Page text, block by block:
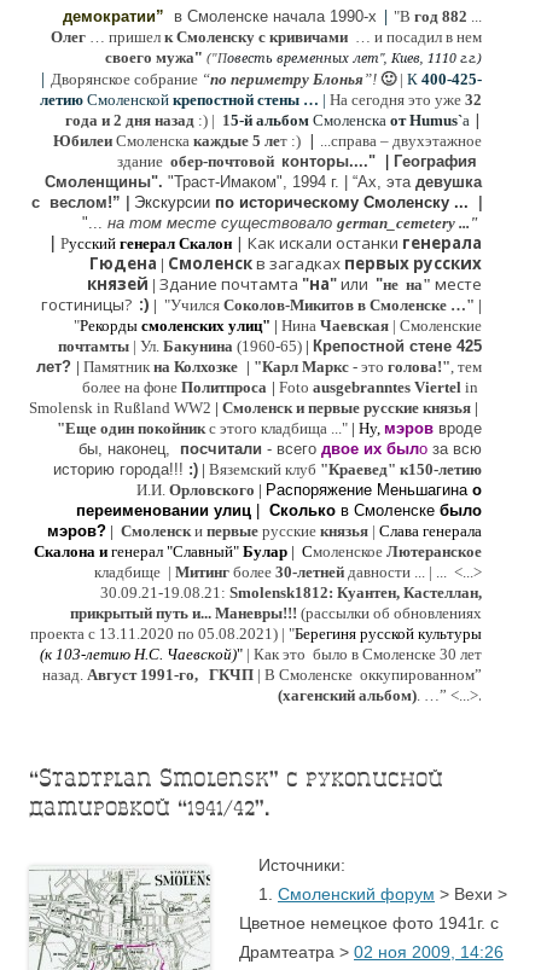
демократии” в Смоленске начала 1990-х | "В год 882 ...
Олег … пришел к Смоленску с кривичами … и посадил в нем
своего мужа" ("Повесть временных лет", Киев, 1110 г.г.)
| Дворянское собрание “по периметру Блонья”! 🙂| К 400-425-
летию Смоленской крепостной стены … | На сегодня это уже 32
года и 2 дня назад :) | 15-й альбом Смоленска от Humus`a |
Юбилеи Смоленска каждые 5 лет :) | ...справа – двухэтажное
здание обер-почтовой конторы...."
Гeография
Cмоленщины". "Траст-Имаком", 1994 г. “Ах, эта девушка
с веслом!”
Экскурсии по историческому Смоленску ...
"... на том месте существовало german_cemetery ..."
| Русский генерал Скалон | Как искали останки генерала
Гюдена | Смоленскв загадках первых русских
князей | Здание почтамта "на"или "не на" месте
гостиницы? :) | "Учился Соколов-Микитов в Смоленске …" |
"Рекорды смоленских улиц" | Нина Чаевская | Смоленские
почтамты | Ул. Бакунина (1960-65) | Крепостной стене 425
лет? | Памятник на Колхозке | "Карл Маркс - это голова!", тем
более на фоне Политпроса | Foto ausgebranntes Viertel in
Smolensk in Rußland WW2 | Смоленск и первые русские князья |
"Еще один покойникс этого кладбища ..." | Ну, мэров вроде
бы, наконец, посчитали - всего двое их было за всю
историю города!!! :) | Вяземский клуб "Краевед" к150-летию
И.И. Орловского | Распоряжение Меньшагина о
переименовании улиц
Сколько в Смоленске было
мэров? | Смоленски первые русские князья | Слава генерала
Скалона и генерал "Славный" Булар | Смоленское Лютерaнское
кладбище | Митинг более 30-летней давности ... | ... <...>
30.09.21-19.08.21: Smolensk1812: Куантен, Кастеллан,
прикрытый путь и... Маневры!!! (рассылки об обновлениях
проекта с 13.11.2020 по 05.08.2021) | "Берегиня русской культуры
(к 103-летию Н.С. Чаевской)" | Как это было в Смоленске 30 лет
назад. Август 1991-го, ГКЧП | В Смоленске оккупированном”
(хагенский альбом). …” <...>.
“Stadtplan Smolensk” с рукописной
датировкой “1941/42”.
Источники:
1. Смоленский форум > Вехи >
Цветное немецкое фото 1941г. с
Драмтеатра > 02 ноя 2009, 14:26